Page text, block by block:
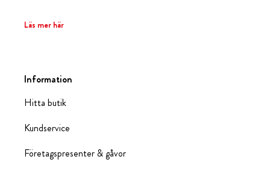
Läs mer här
Information
Hitta butik
Kundservice
Företagspresenter & gåvor